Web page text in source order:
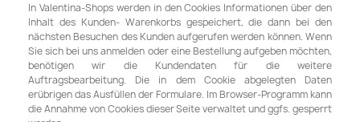
In Valentina-Shops werden in den Cookies Informationen über den
Inhalt des Kunden- Warenkorbs gespeichert, die dann bei den
nächsten Besuchen des Kunden aufgerufen werden können. Wenn
Sie sich bei uns anmelden oder eine Bestellung aufgeben möchten,
benötigen wir die Kundendaten für die weitere
Auftragsbearbeitung. Die in dem Cookie abgelegten Daten
erübrigen das Ausfüllen der Formulare. Im Browser-Programm kann
die Annahme von Cookies dieser Seite verwaltet und ggfs. gesperrt